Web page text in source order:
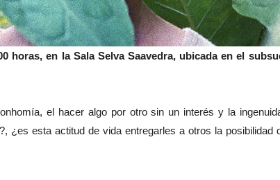
horas, en la Sala Selva Saavedra, ubicada en el
el hacer algo por otro sin un interés y la
¿es esta actitud de vida entregarles a otros la posibilidad